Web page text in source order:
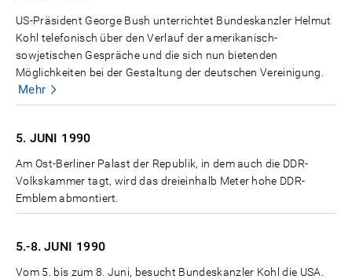
US-Präsident George Bush unterrichtet Bundeskanzler Helmut
Kohl telefonisch über den Verlauf der amerikanisch-
sowjetischen Gespräche und die sich nun bietenden
Möglichkeiten bei der Gestaltung der deutschen Vereinigung.
Mehr
5. JUNI 1990
Am Ost-Berliner Palast der Republik, in dem auch die DDR-
Volkskammer tagt, wird das dreieinhalb Meter hohe DDR-
Emblem abmontiert.
5.-8. JUNI 1990
Vom 5. bis zum 8. Juni, besucht Bundeskanzler Kohl die USA.